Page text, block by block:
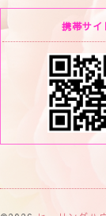
携帯サイ